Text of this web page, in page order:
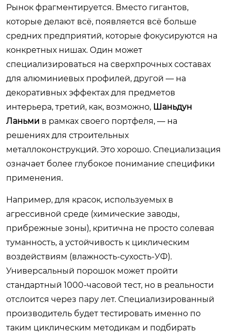
Рынок фрагментируется. Вместо гигантов,
которые делают всё, появляется всё больше
средних предприятий, которые фокусируются на
конкретных нишах. Один может
специализироваться на сверхпрочных составах
для алюминиевых профилей, другой — на
декоративных эффектах для предметов
интерьера, третий, как, возможно, Шаньдун
Ланьми в рамках своего портфеля, — на
решениях для строительных
металлоконструкций. Это хорошо. Специализация
означает более глубокое понимание специфики
применения.
Например, для красок, используемых в
агрессивной среде (химические заводы,
прибрежные зоны), критична не просто солевая
туманность, а устойчивость к циклическим
воздействиям (влажность-сухость-УФ).
Универсальный порошок может пройти
стандартный 1000-часовой тест, но в реальности
отслоится через пару лет. Специализированный
производитель будет тестировать именно по
таким циклическим методикам и подбирать